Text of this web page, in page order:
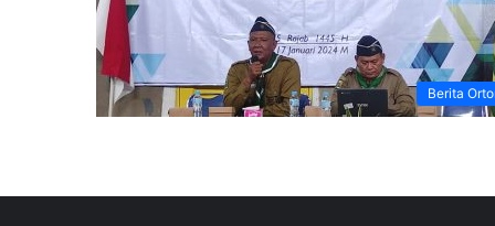
Berita